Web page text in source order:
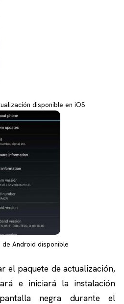
disponible en iOS
de Android disponible
el paquete de actualización,
e iniciará la instalación
negra durante el